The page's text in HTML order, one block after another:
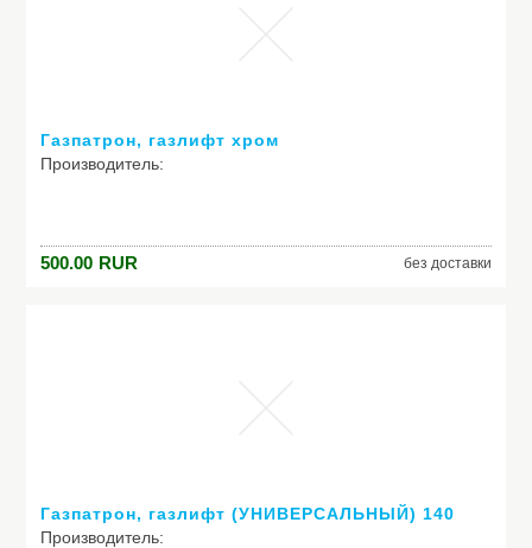
Газпатрон, газлифт хром
Производитель:
500.00 RUR без доставки
Газпатрон, газлифт (УНИВЕРСАЛЬНЫЙ) 140
Производитель: